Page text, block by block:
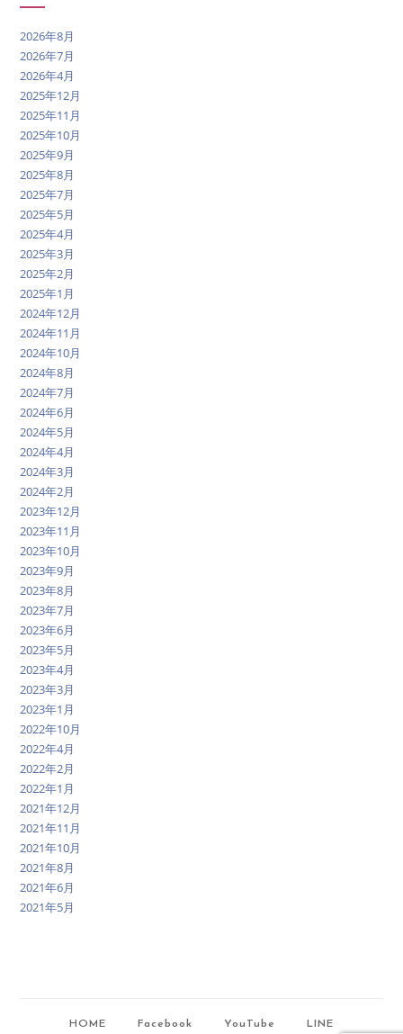
2026年8月
2026年7月
2026年4月
2025年12月
2025年11月
2025年10月
2025年9月
2025年8月
2025年7月
2025年5月
2025年4月
2025年3月
2025年2月
2025年1月
2024年12月
2024年11月
2024年10月
2024年8月
2024年7月
2024年6月
2024年5月
2024年4月
2024年3月
2024年2月
2023年12月
2023年11月
2023年10月
2023年9月
2023年8月
2023年7月
2023年6月
2023年5月
2023年4月
2023年3月
2023年1月
2022年10月
2022年4月
2022年2月
2022年1月
2021年12月
2021年11月
2021年10月
2021年8月
2021年6月
2021年5月
HOME Facebook YouTube LINE